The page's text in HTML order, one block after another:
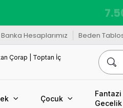
Banka Hesaplarımız Beden
Çocuk
Fantazi
Gecelik